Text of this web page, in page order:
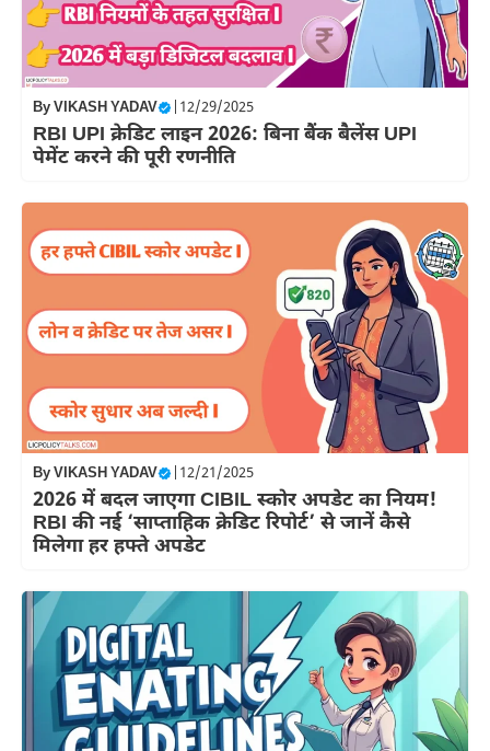
ByVIKASH YADAV 12/29/2025
RBI UPI क्रेडिट लाइन 2026: बिना बैंक बैलेंस UPI
पेमेंट करने की पूरी रणनीति
ByVIKASH YADAV 12/21/2025
2026 में बदल जाएगा CIBIL स्कोर अपडेट का नियम!
RBI की नई ‘साप्ताहिक क्रेडिट रिपोर्ट’ से जानें कैसे
मिलेगा हर हफ्ते अपडेट